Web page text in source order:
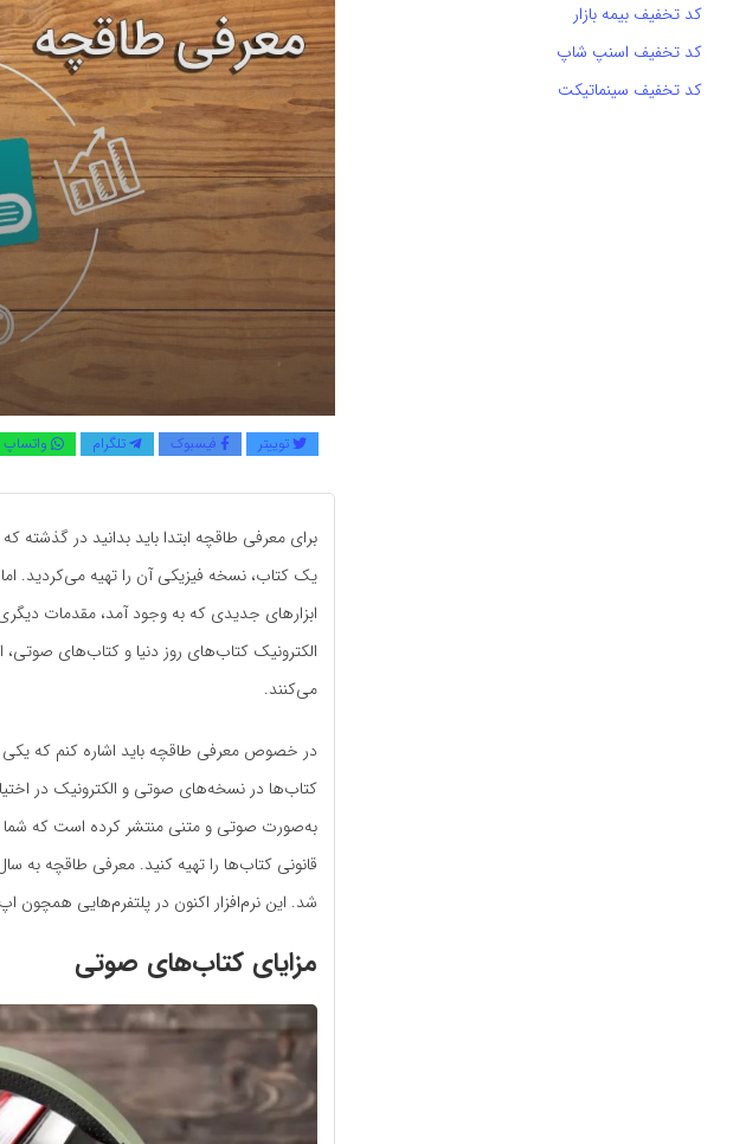
کد تخفیف بیمه بازار
کد تخفیف اسنپ شاپ
کد تخفیف سینماتیکت
توییتر فیسبوک تلگرام واتساپ
برای معرفی طاقچه ابتدا باید بدانید در گذشته
یک کتاب، نسخه فیزیکی آن را تهیه می‌کردید.
ابزارهای جدیدی که به وجود آمد، مقدمات
الکترونیک کتاب‌های روز دنیا و کتاب‌های صوتی،
می‌کنند.
در خصوص معرفی طاقچه باید اشاره کنم که یکی
به‌صورت صوتی و متنی منتشر کرده است که شما
شد. این نرم‌افزار اکنون در پلتفرم‌هایی همچون
مزایای کتاب‌های صوتی